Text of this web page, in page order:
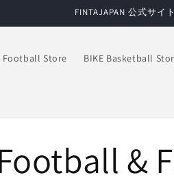
FINTAJAPAN 公式サイ
Football Store BIKE Basketball
&